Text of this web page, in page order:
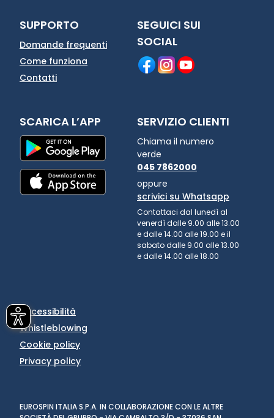
SUPPORTO
Domande frequenti
Come funziona
Contatti
SEGUICI SUI
SOCIAL
SCARICA L’APP SERVIZIO CLIENTI
Chiama il numero
verde
045 7862000
oppure
scrivici su Whatsapp
Contattaci dal lunedì al
venerdì dalle 9.00 alle 13.00
e dalle 14.00 alle 19.00 e il
sabato dalle 9.00 alle 13.00
e dalle 14.00 alle 18.00
Accessibilità
Whistleblowing
Cookie policy
Privacy policy
EUROSPIN ITALIA S.P.A. IN COLLABORAZIONE CON LE ALTRE